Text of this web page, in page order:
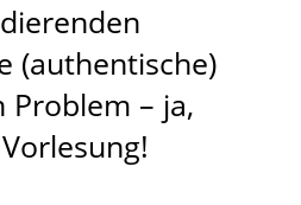
(authentische)
Problem – ja,